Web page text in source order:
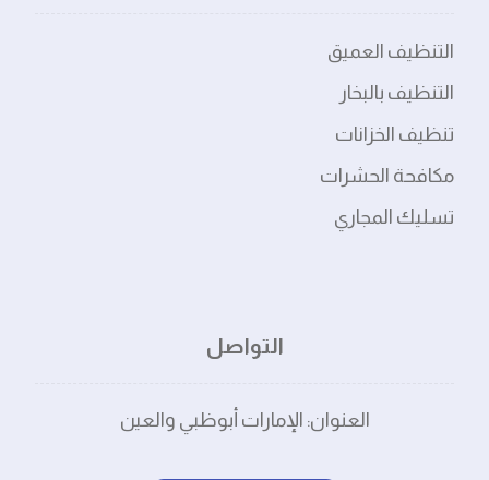
التنظيف العميق
التنظيف بالبخار
تنظيف الخزانات
مكافحة الحشرات
تسليك المجاري
التواصل
العنوان: الإمارات أبوظبي والعين